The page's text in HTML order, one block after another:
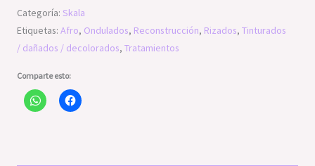
Categoría: Skala
Etiquetas: Afro, Ondulados, Reconstrucción, Rizados, Tinturados
/ dañados / decolorados, Tratamientos
Comparte esto: